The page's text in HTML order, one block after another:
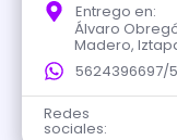
Entrego en:
Álvaro
Madero,
5624396697/
Redes
sociales: